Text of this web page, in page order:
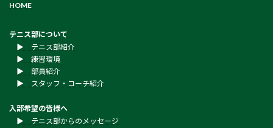
HOME
テニス部について
▶︎ テニス部紹介
▶︎ 練習環境
▶︎ 部員紹介
▶︎ スタッフ・コーチ紹介
入部希望の皆様へ
▶︎ テニス部からのメッセージ